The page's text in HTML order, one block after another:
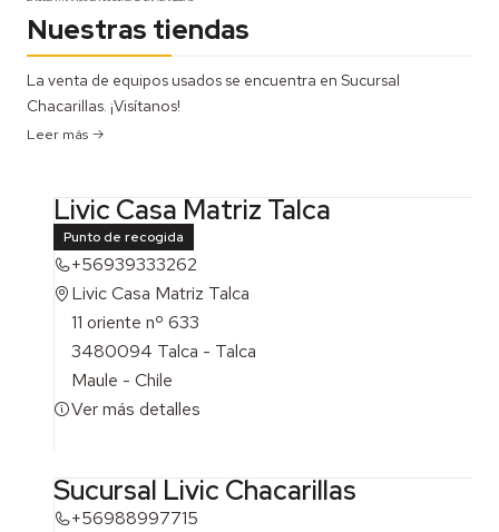
Nuestras tiendas
La venta de equipos usados se encuentra en Sucursal
Chacarillas. ¡Visítanos!
Leer más
Livic Casa Matriz Talca
Punto de recogida
+56939333262
Livic Casa Matriz Talca
11 oriente nº 633
3480094 Talca - Talca
Maule - Chile
Ver más detalles
Sucursal Livic Chacarillas
+56988997715